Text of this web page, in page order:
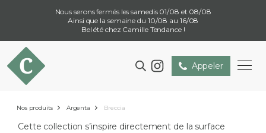
Nous serons fermés les samedis 01/08 et 08/08
Ainsi que la semaine du 10/08 au 16/08
Bel été chez Camille Tendance !
Appeler
Nos produits Argenta Breccia
Cette collection s’inspire directement de la surface